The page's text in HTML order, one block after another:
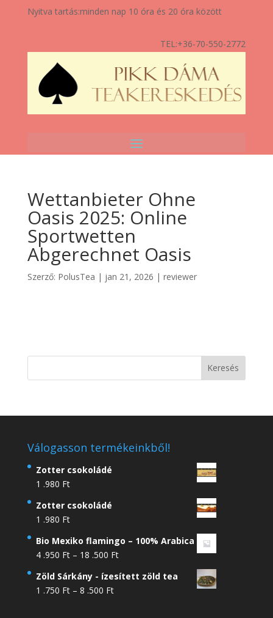
Nyitva tartás:minden nap 10 óra és 20 óra között
TEL:+36-70-550-2772
Wettanbieter Ohne
Oasis 2025: Online
Sportwetten
Abgerechnet Oasis
Szerző: PolusTea | jan 21, 2026 | reviewer
Válogasson termékeinkből!
Zotter csokoládé
1 .980 Ft
Zotter csokoládé
1 .980 Ft
Bio Mexiko flamingo – 100% Arabica
4 .950 Ft – 18 .500 FtÁrtartomány:
.950 Ft
Zöld Sárkány - ízesített zöld tea
1 .750 Ft – 8 .500 FtÁrtartomány: